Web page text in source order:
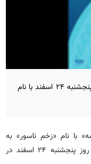
گروه موسیقی «ترمه» تازه ترین کنسرت خود را روز پنجشنبه ۲۴ اسفند با نام
با نام «زخم ناسور» به
سرپرستی و خوانندگی فریبا معظمی وحید، ساعت ۱۶ روز پنجشنبه ۲۴ اسفند در